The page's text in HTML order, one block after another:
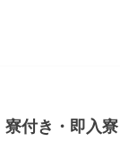
付き・即入